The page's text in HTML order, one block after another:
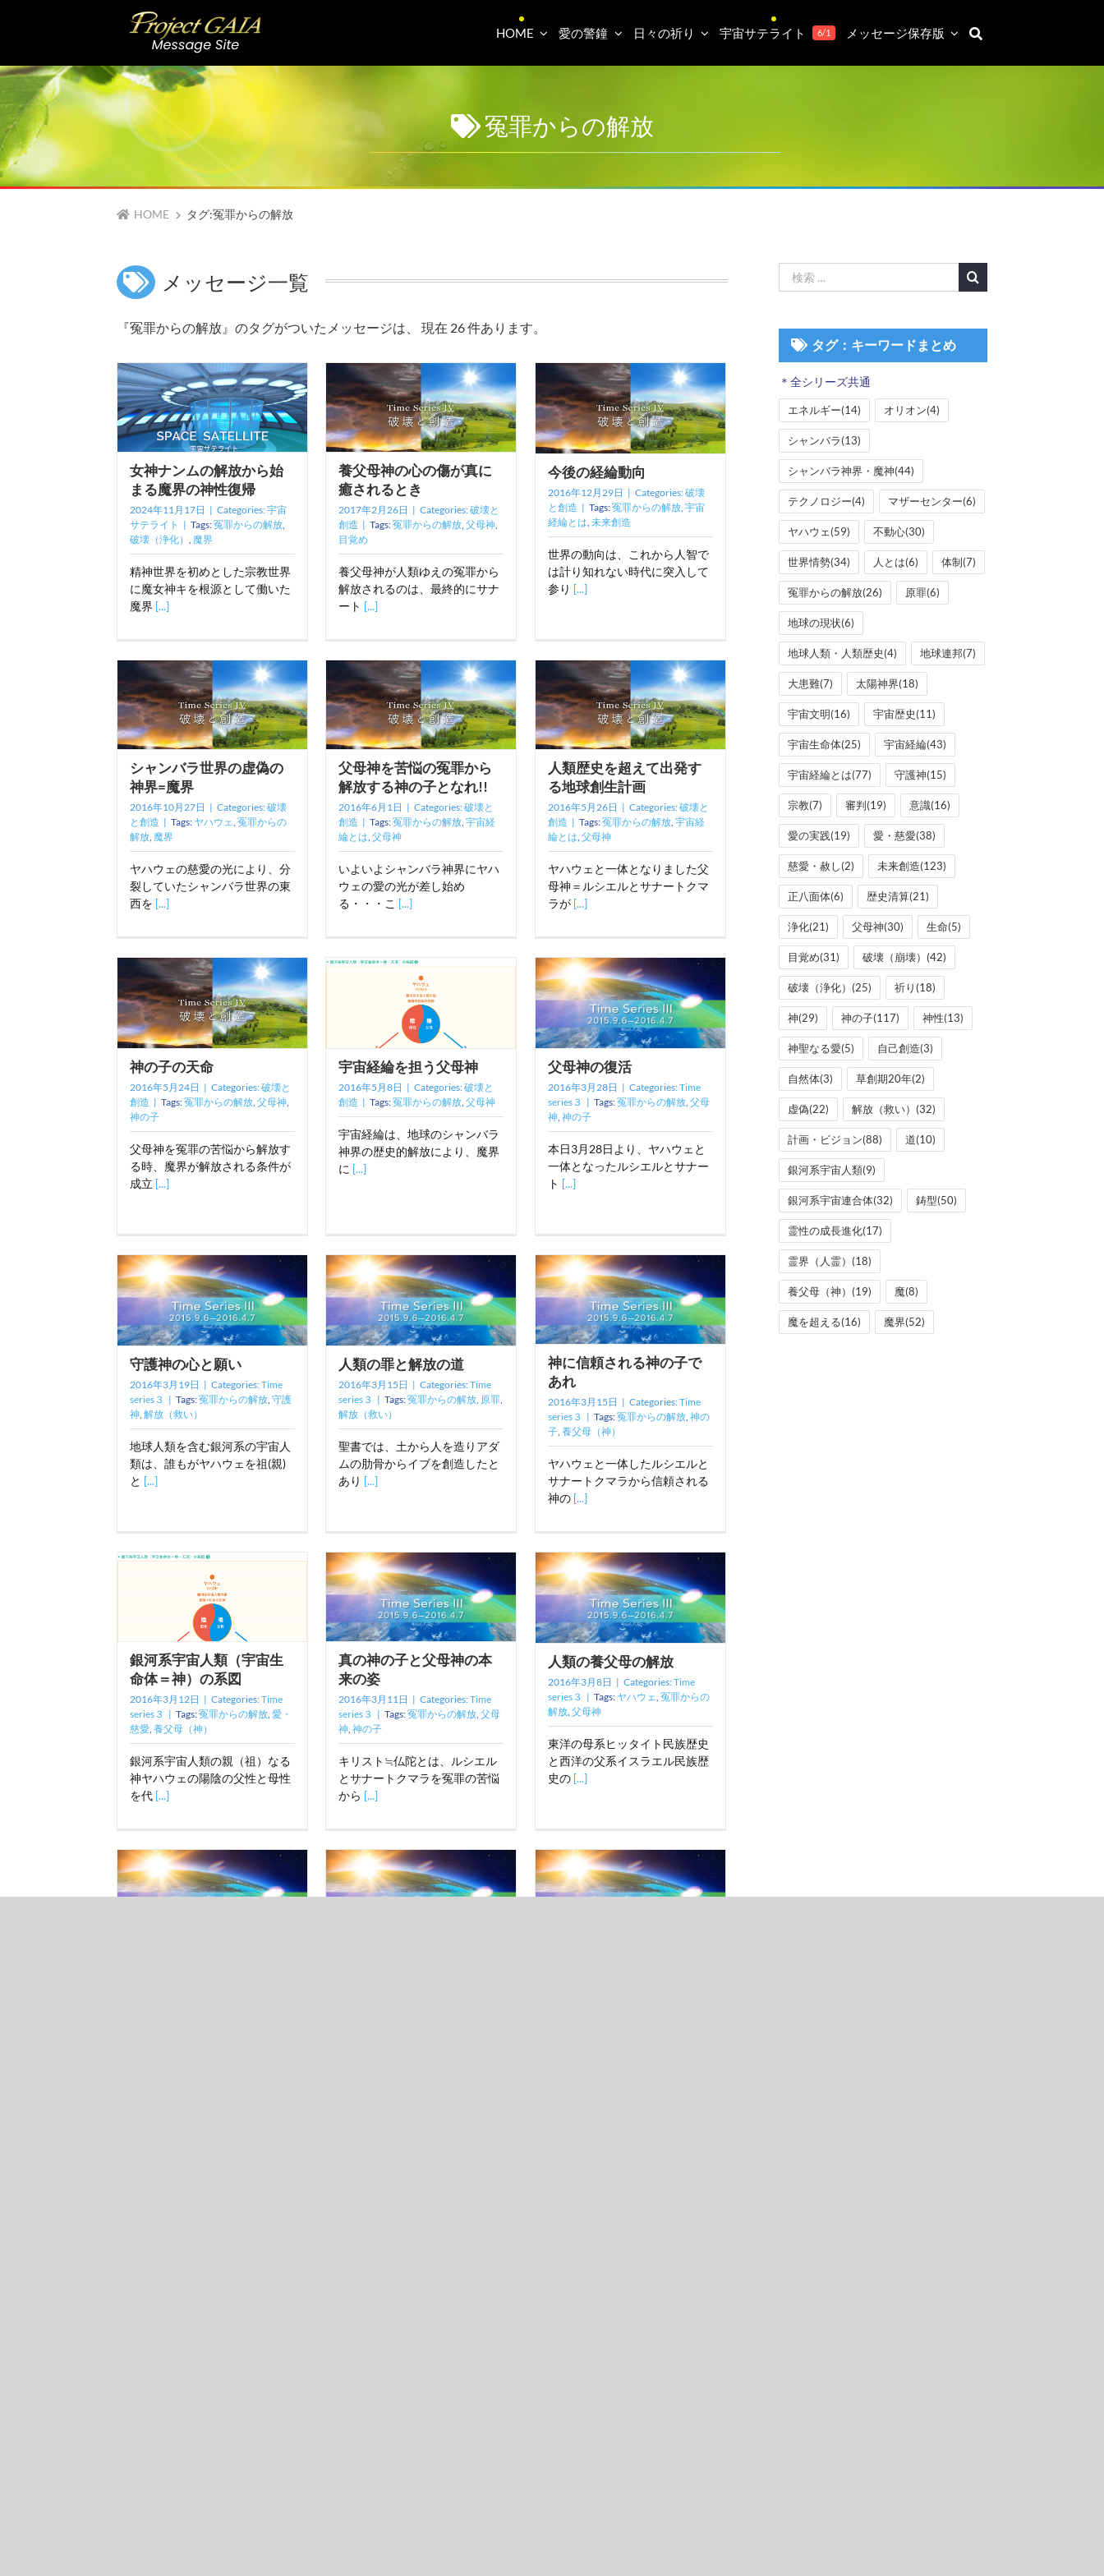
HOME 愛の警鐘 日々の祈り 宇宙サテライト 6/1 メッセージ保存版
冤罪からの解放
HOME タグ:冤罪からの解放
メッセージ一覧
『冤罪からの解放』のタグがついたメッセージは、 現在 26 件あります。
女神ナンムの解放から始
まる魔界の神性復帰
2024年11月17日 | Categories:宇宙
サテライト | Tags:冤罪からの解放,
破壊（浄化） , 魔界
精神世界を初めとした宗教世界
に魔女神キを根源として働いた
魔界 [...]
養父母神の心の傷が真に
癒されるとき
2017年2月26日 | Categories:破壊と
創造 | Tags:冤罪からの解放, 父母神,
目覚め
養父母神が人類ゆえの冤罪から
解放されるのは、最終的にサナ
ート [...]
今後の経綸動向
2016年12月29日 | Categories:破壊
と創造 | Tags:冤罪からの解放, 宇宙
経綸とは, 未来創造
世界の動向は、これから人智で
は計り知れない時代に突入して
参り [...]
シャンバラ世界の虚偽の
神界=魔界
2016年10月27日 | Categories:破壊
と創造 | Tags: ヤハウェ, 冤罪からの
解放, 魔界
ヤハウェの慈愛の光により、分
裂していたシャンバラ世界の東
西を [...]
父母神を苦悩の冤罪から
解放する神の子となれ!!
2016年6月1日 | Categories:破壊と
創造 | Tags:冤罪からの解放, 宇宙経
綸とは, 父母神
いよいよシャンバラ神界にヤハ
ウェの愛の光が差し始め
る・・・こ [...]
人類歴史を超えて出発す
る地球創生計画
2016年5月26日 | Categories:破壊と
創造 | Tags:冤罪からの解放, 宇宙経
綸とは, 父母神
ヤハウェと一体となりました父
母神＝ルシエルとサナートクマ
ラが [...]
神の子の天命
2016年5月24日 | Categories:破壊と
創造 | Tags:冤罪からの解放, 父母神,
神の子
父母神を冤罪の苦悩から解放す
る時、魔界が解放される条件が
成立 [...]
宇宙経綸を担う父母神
2016年5月8日 | Categories:破壊と
創造 | Tags:冤罪からの解放, 父母神
宇宙経綸は、地球のシャンバラ
神界の歴史的解放により、魔界
に [...]
父母神の復活
2016年3月28日 | Categories:Time
series３ | Tags:冤罪からの解放, 父母
神, 神の子
本日3月28日より、ヤハウェと
一体となったルシエルとサナー
ト [...]
守護神の心と願い
2016年3月19日 | Categories:Time
series３ | Tags:冤罪からの解放, 守護
神, 解放（救い）
地球人類を含む銀河系の宇宙人
類は、誰もがヤハウェを祖(親)
と [...]
人類の罪と解放の道
2016年3月15日 | Categories:Time
series３ | Tags:冤罪からの解放, 原罪,
解放（救い）
聖書では、土から人を造りアダ
ムの肋骨からイブを創造したと
あり [...]
神に信頼される神の子で
あれ
2016年3月15日 | Categories:Time
series３ | Tags:冤罪からの解放, 神の
子, 養父母（神）
ヤハウェと一体したルシエルと
サナートクマラから信頼される
神の [...]
銀河系宇宙人類（宇宙生
命体＝神）の系図
2016年3月12日 | Categories:Time
series３ | Tags:冤罪からの解放, 愛・
慈愛, 養父母（神）
銀河系宇宙人類の親（祖）なる
神ヤハウェの陽陰の父性と母性
を代 [...]
真の神の子と父母神の本
来の姿
2016年3月11日 | Categories:Time
series３ | Tags:冤罪からの解放, 父母
神, 神の子
キリスト≒仏陀とは、ルシエル
とサナートクマラを冤罪の苦悩
から [...]
人類の養父母の解放
2016年3月8日 | Categories:Time
series３ | Tags: ヤハウェ, 冤罪からの
解放, 父母神
東洋の母系ヒッタイト民族歴史
と西洋の父系イスラエル民族歴
史の [...]
索
タグ：キーワードまとめ
エネルギー(14) オリオン(4)
シャンバラ(13)
シャンバラ神界・魔神(44)
テクノロジー(4) マザーセンター(6)
ヤハウェ(59) 不動心(30)
世界情勢(34) 人とは(6) 体制(7)
冤罪からの解放(26) 原罪(6)
地球の現状(6)
地球人類・人類歴史(4) 地球連邦(7)
大患難(7) 太陽神界(18)
宇宙文明(16) 宇宙歴史(11)
宇宙生命体(25) 宇宙経綸(43)
宇宙経綸とは(77) 守護神(15)
宗教(7) 審判(19) 意識(16)
愛の実践(19) 愛・慈愛(38)
慈愛・赦し(2) 未来創造(123)
正八面体(6) 歴史清算(21)
浄化(21) 父母神(30) 生命(5)
目覚め(31) 破壊（崩壊） (42)
破壊（浄化） (25) 祈り (18)
神(29) 神の子(117) 神性(13)
神聖なる愛(5) 自己創造(3)
自然体(3) 草創期20年(2)
虚偽(22) 解放（救い） (32)
計画・ビジョン(88) 道(10)
銀河系宇宙人類(9)
銀河系宇宙連合体(32) 鋳型(50)
霊性の成長進化(17)
霊界（人霊） (18)
養父母（神） (19) 魔(8)
魔を超える(16) 魔界(52)